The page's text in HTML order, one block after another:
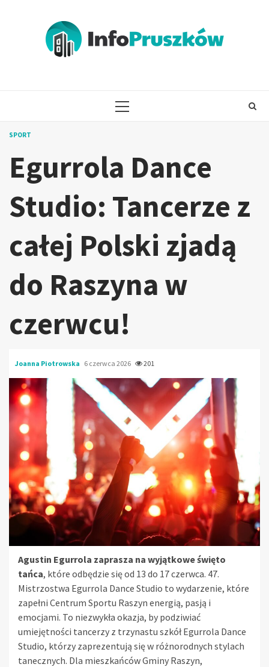
PRIMARY
SPORT
Egurrola Dance
Studio: Tancerze z
całej Polski zjadą
do Raszyna w
czerwcu!
Joanna Piotrowska 6 czerwca 2026 201
Agustin Egurrola zaprasza na wyjątkowe święto
tańca, które odbędzie się od 13 do 17 czerwca. 47.
Mistrzostwa Egurrola Dance Studio to wydarzenie, które
zapełni Centrum Sportu Raszyn energią, pasją i
emocjami. To niezwykła okazja, by podziwiać
umiejętności tancerzy z trzynastu szkół Egurrola Dance
Studio, którzy zaprezentują się w różnorodnych stylach
tanecznych. Dla mieszkańców Gminy Raszyn,